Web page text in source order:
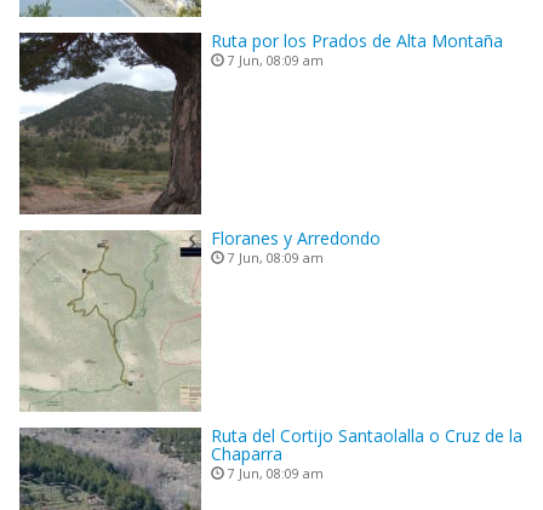
Ruta por los Prados de Alta Montaña
7 Jun, 08:09 am
Floranes y Arredondo
7 Jun, 08:09 am
Ruta del Cortijo Santaolalla o Cruz de la
Chaparra
7 Jun, 08:09 am